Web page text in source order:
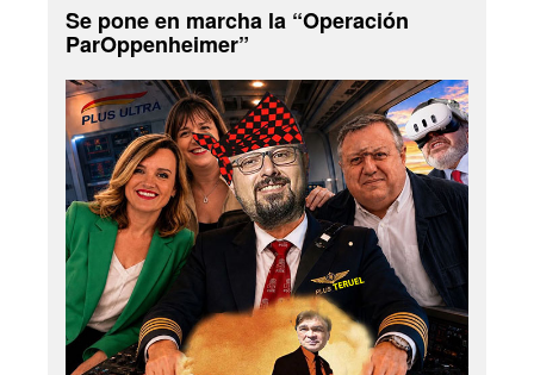
Se pone en marcha la “Operación
ParOppenheimer”